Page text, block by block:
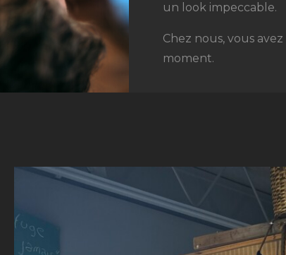
un look impeccable.
Chez nous, vous
moment.